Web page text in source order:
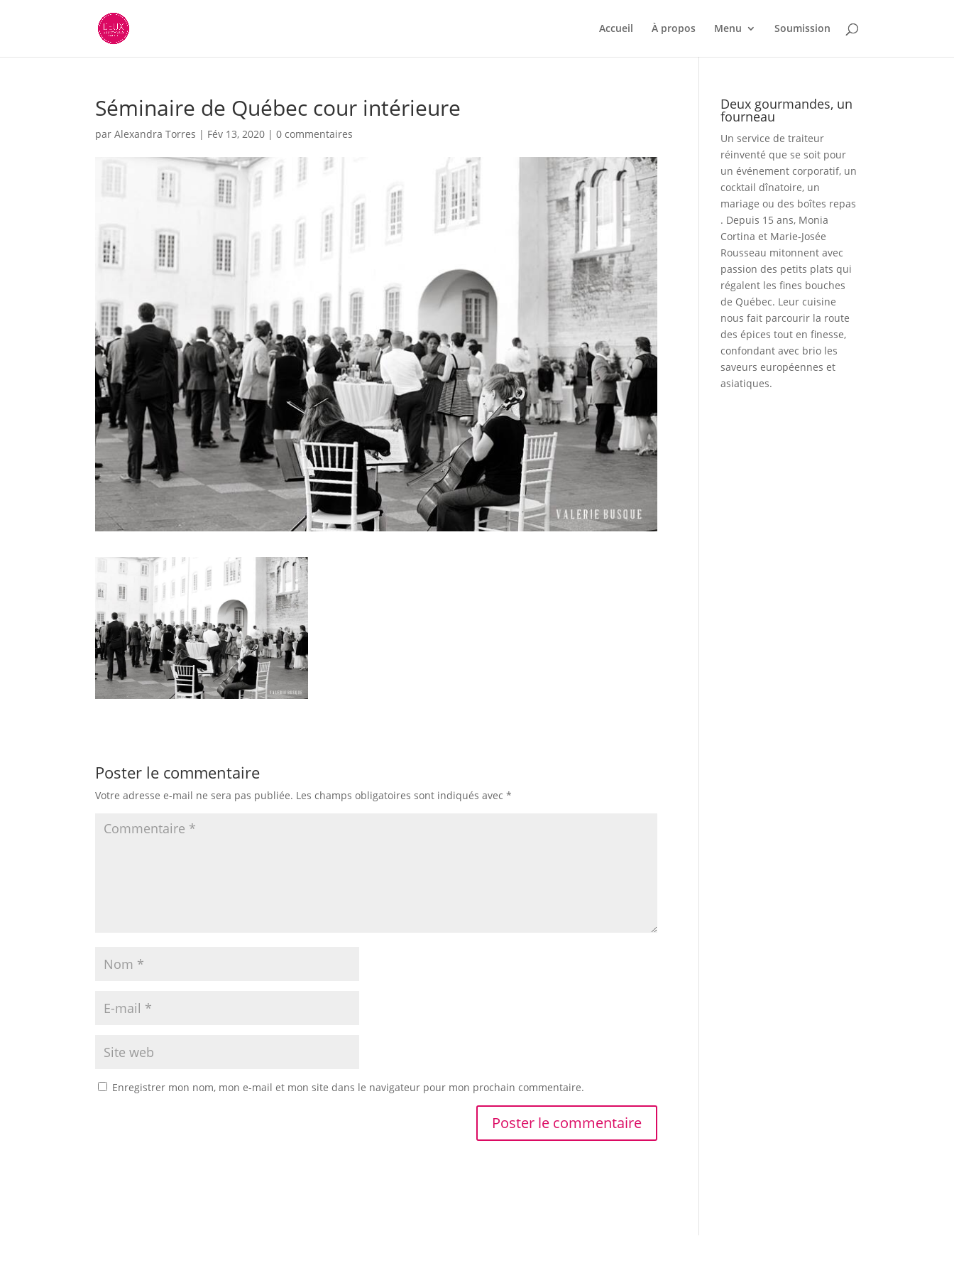
Accueil À propos Menu Soumission
Séminaire de Québec cour intérieure
parAlexandra Torres | Fév 13, 2020 |0 commentaires
Poster le commentaire
Votre adresse e-mail ne sera pas publiée. Les champs obligatoires sont indiqués avec*
Enregistrer mon nom, mon e-mail et mon site dans le navigateur pour mon prochain commentaire.
Deux gourmandes, un
fourneau
Un service de traiteur
réinventé que se soit pour
un événement corporatif, un
cocktail dînatoire, un
mariage ou des boîtes repas
. Depuis 15 ans, Monia
Cortina et Marie-Josée
Rousseau mitonnent avec
passion des petits plats qui
régalent les fines bouches
de Québec. Leur cuisine
nous fait parcourir la route
des épices tout en finesse,
confondant avec brio les
saveurs européennes et
asiatiques.